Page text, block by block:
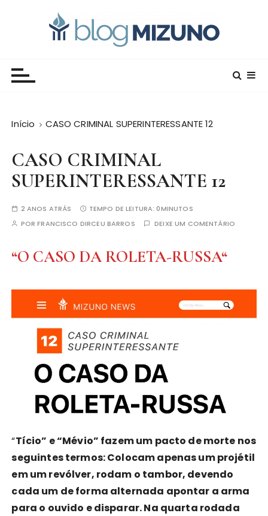
Início CASO CRIMINAL SUPERINTERESSANTE 12
CASO CRIMINAL
SUPERINTERESSANTE 12
2 ANOS ATRÁS TEMPO DE LEITURA: 0MINUTOS
PORFRANCISCO DIRCEU BARROS DEIXE UM COMENTÁRIO
“O CASO DA ROLETA-RUSSA“
“Tício” e “Mévio” fazem um pacto de morte nos
seguintes termos: Colocam apenas um projétil
em um revólver, rodam o tambor, devendo
cada um de forma alternada apontar a arma
para o ouvido e disparar. Na quarta rodada